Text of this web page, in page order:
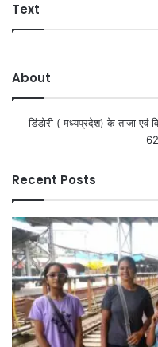
Text
About
डिंडोरी ( मध्यप्रदेश) के ताजा एवं
Recent Posts